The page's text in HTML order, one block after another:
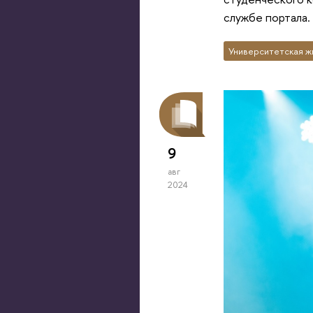
службе портала.
Университетская
9
авг
2024